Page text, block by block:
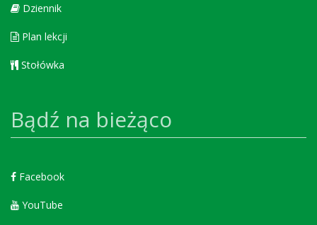
Dziennik
Plan lekcji
Stołówka
Bądź na bieżąco
Facebook
YouTube